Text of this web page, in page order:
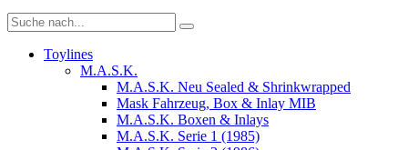
Toylines
M.A.S.K.
M.A.S.K. Neu Sealed & Shrinkwrapped
Mask Fahrzeug, Box & Inlay MIB
M.A.S.K. Boxen & Inlays
M.A.S.K. Serie 1 (1985)